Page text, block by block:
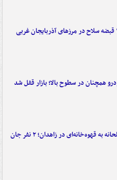
همچنان در سطوح بالا؛ بازار قفل شد
حمله مسلحانه به قهوه‌خانه‌ای در زاهدان؛ ۲ نفر جان